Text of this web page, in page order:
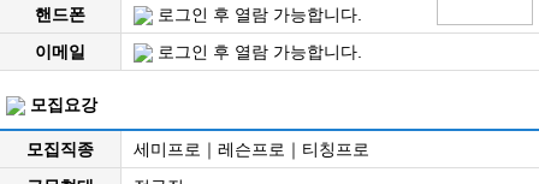
핸드폰
로그인 후 열람 가능합니다.
이메일
로그인 후 열람 가능합니다.
모집요강
모집직종
세미프로｜레슨프로｜티칭프로